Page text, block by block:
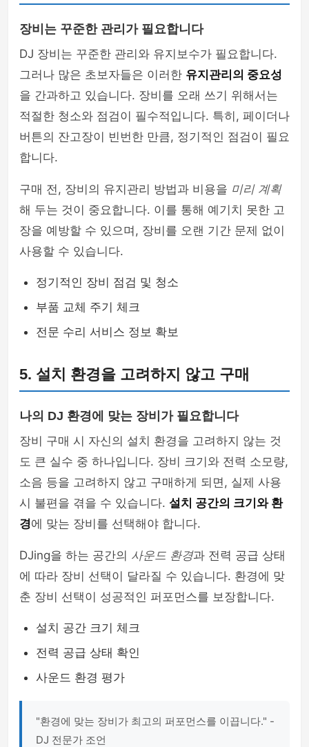
장비는 꾸준한 관리가 필요합니다
DJ 장비는 꾸준한 관리와 유지보수가 필요합니다.
그러나 많은 초보자들은 이러한 유지관리의 중요성
을 간과하고 있습니다. 장비를 오래 쓰기 위해서는
적절한 청소와 점검이 필수적입니다. 특히, 페이더나
버튼의 잔고장이 빈번한 만큼, 정기적인 점검이 필요
합니다.
구매 전, 장비의 유지관리 방법과 비용을 미리 계획
해 두는 것이 중요합니다. 이를 통해 예기치 못한 고
장을 예방할 수 있으며, 장비를 오랜 기간 문제 없이
사용할 수 있습니다.
정기적인 장비 점검 및 청소
부품 교체 주기 체크
전문 수리 서비스 정보 확보
5. 설치 환경을 고려하지 않고 구매
나의 DJ 환경에 맞는 장비가 필요합니다
장비 구매 시 자신의 설치 환경을 고려하지 않는 것
도 큰 실수 중 하나입니다. 장비 크기와 전력 소모량,
소음 등을 고려하지 않고 구매하게 되면, 실제 사용
시 불편을 겪을 수 있습니다. 설치 공간의 크기와 환
경에 맞는 장비를 선택해야 합니다.
DJing을 하는 공간의 사운드 환경과 전력 공급 상태
에 따라 장비 선택이 달라질 수 있습니다. 환경에 맞
춘 장비 선택이 성공적인 퍼포먼스를 보장합니다.
설치 공간 크기 체크
전력 공급 상태 확인
사운드 환경 평가
"환경에 맞는 장비가 최고의 퍼포먼스를 이끕니다." -
DJ 전문가 조언